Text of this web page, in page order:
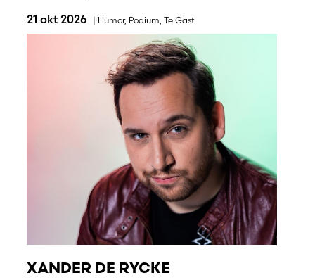
21 okt 2026 | Humor, Podium Te Gast
XANDER DE RYCKE